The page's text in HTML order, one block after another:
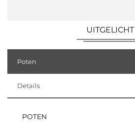
UITGELICHT
Poten
Details
POTEN